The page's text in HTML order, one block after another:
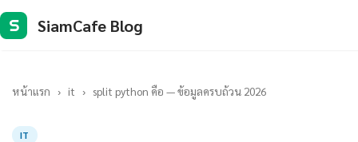
S SiamCafe Blog
หน้าแรก › it › split python คือ — ข้อมูลครบถ้วน 2026
IT